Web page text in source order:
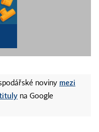
noviny mezi
na Google